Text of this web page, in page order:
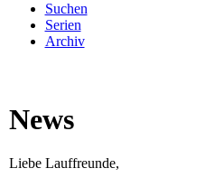
Suchen
Serien
Archiv
News
Liebe Lauffreunde,